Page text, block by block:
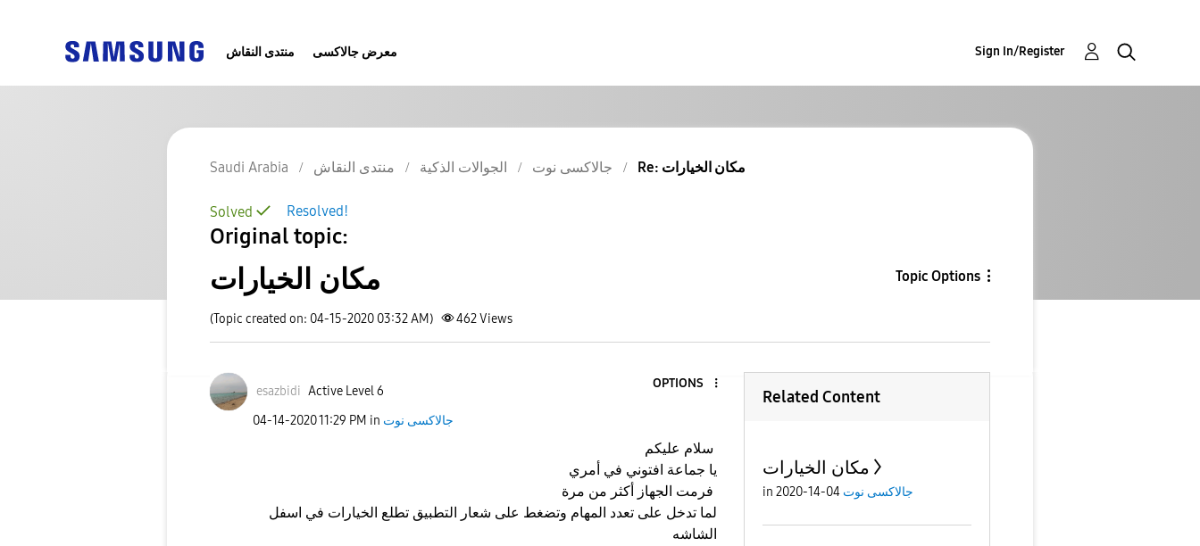
منتدى النقاش معرض جالاكسى Sign In/Register
Saudi Arabia منتدى النقاش الجوالات الذكية جالاكسى نوت Re: مكان الخيارات
Resolved!
Solved
Original topic:
مكان الخيارات Topic Options
(Topic created on: 04-15-2020 03:32 AM) 462Views
esazbidi Active Level 6
OPTIONS
‎04-14-202011:29 PM in جالاكسى نوت
يا جماعة افتوني في أمري
لما تدخل على تعدد المهام وتضغط على شعار التطبيق تطلع الخيارات في اسفل
الشاشه
Related Content
مكان الخيارات
in جالاكسى نوت 04-14-2020